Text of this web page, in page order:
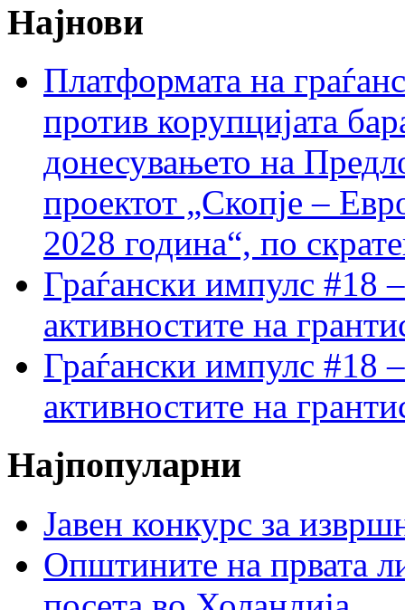
Најнови
Платформата на
против корупцијата
донесувањето на
проектот „Скопје –
2028 година“, по
Граѓански импулс #18
активностите на
Граѓански импулс #18
активностите на
Најпопуларни
Јавен конкурс за
Општините на првата